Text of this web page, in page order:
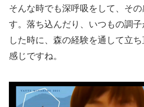
そんな時でも深呼吸をして、そ
す。落ち込んだり、いつもの調子
した時に、森の経験を通して立
感じですね。